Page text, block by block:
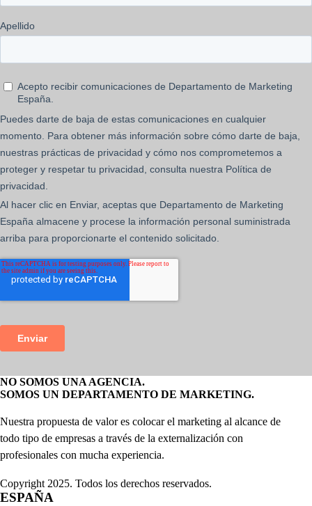
NO SOMOS UNA AGENCIA.
SOMOS UN DEPARTAMENTO DE MARKETING.
Nuestra propuesta de valor es colocar el marketing al alcance de
todo tipo de empresas a través de la externalización con
profesionales con mucha experiencia.
Copyright 2025. Todos los derechos reservados.
ESPAÑA